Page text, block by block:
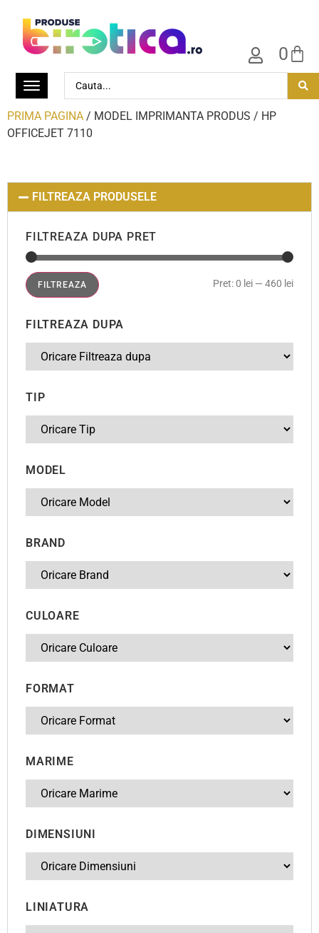
0
PRIMA PAGINA / MODEL IMPRIMANTA PRODUS / HP
OFFICEJET 7110
FILTREAZA PRODUSELE
FILTREAZA DUPA PRET
FILTREAZA Pret:0 lei — 460 lei
FILTREAZA DUPA
TIP
MODEL
BRAND
CULOARE
FORMAT
MARIME
DIMENSIUNI
LINIATURA